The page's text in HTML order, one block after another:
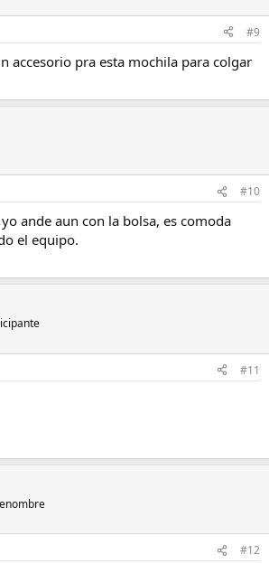
#9
accesorio pra esta mochila para colgar
#10
ande aun con la bolsa, es comoda
el equipo.
#11
#12